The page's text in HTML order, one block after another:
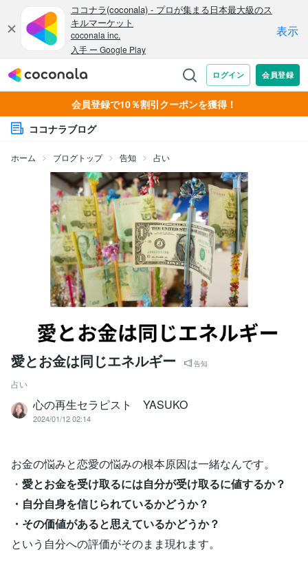
会員登録で10％割引クーポンを獲得！
ココナラブログ
ホーム ブログトップ 告知 占い
愛とお金は同じエネルギー 告知
占い
心の再生セラピスト YASUKO
2024/01/12 02:14
お金の悩みと恋愛の悩みの根本原因は一緒なんです。
・ 愛とお金を受け取るには自分が受け取るに値するか？
・自分自身を信じられているかどうか？
・その価値があると思えているかどうか？
という自分への評価がそのまま現れます。